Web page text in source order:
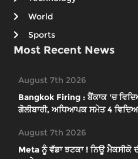
World
Sports
Most Recent News
August 7th 2026
Bangkok Firing : ਬੈਂਕਾਕ 'ਚ
ਗੋਲੀਬਾਰੀ, ਅਧਿਆਪਕ ਸਮੇਤ 4
August 7th 2026
Meta ਨੂੰ ਵੱਡਾ ਝਟਕਾ ! ਨਿਊ